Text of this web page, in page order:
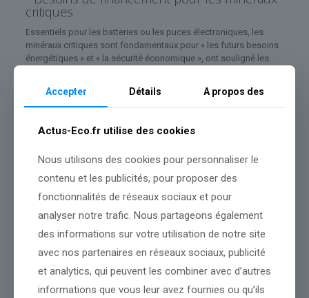
critiques
Essentiels pour les batteries ou les puces électroniques, les
minéraux critiques sont fondamentaux pour « les futurs besoins
énergétiques » et « la sécurité économique », ont souligné les
Malgré leur « importance stratégique », les entreprises du
secteur, notamment dans l’extraction et le raffinage, continuent
G7.
• Réduire les « déséquilibres » du commerce
international
dans le commerce international, demandant aux « pays
enregistrant des excédents extérieurs importants et persistants »
de « renforcer leurs sources internes de croissance » et de
Par cette formule, le G7 cible implicitement la
, que
plusieurs pays occidentaux, États-Unis et
tête, accusent régulièrement de subventionner massivement son
Accepter Détails A propos des
Actus-Eco.fr utilise des cookies
Nous utilisons des cookies pour personnaliser le
contenu et les publicités, pour proposer des
fonctionnalités de réseaux sociaux et pour
analyser notre trafic. Nous partageons également
des informations sur votre utilisation de notre site
avec nos partenaires en réseaux sociaux, publicité
et analytics, qui peuvent les combiner avec d’autres
informations que vous leur avez fournies ou qu’ils